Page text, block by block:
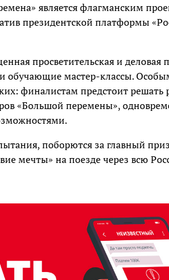
является флагманским
президентской платформы
просветительская и деловая
обучающие мастер-классы.
финалистам предстоит
«Большой перемены»,
поборются за главный
мечты» на поезде через всю